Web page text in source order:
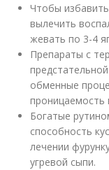
Чтобы
вылечить
жевать по 3-4
Препараты с
обменные
проницаемость
Богатые
способность
лечении
угревой сыпи.